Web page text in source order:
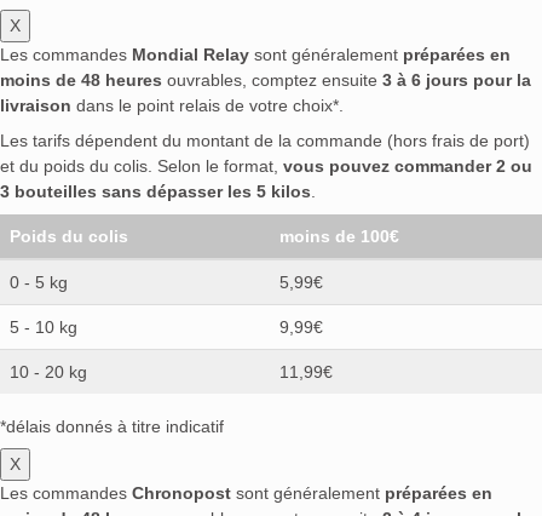
X
Les commandes Mondial Relay sont généralement préparées en
moins de 48 heures ouvrables, comptez ensuite 3 à 6 jours pour la
livraison dans le point relais de votre choix*.
Les tarifs dépendent du montant de la commande (hors frais de port)
et du poids du colis. Selon le format, vous pouvez commander 2 ou
3 bouteilles sans dépasser les 5 kilos.
Poids du colis moins de 100€
0 - 5 kg 5,99€
5 - 10 kg 9,99€
10 - 20 kg 11,99€
*délais donnés à titre indicatif
X
Les commandes Chronopost sont généralement préparées en